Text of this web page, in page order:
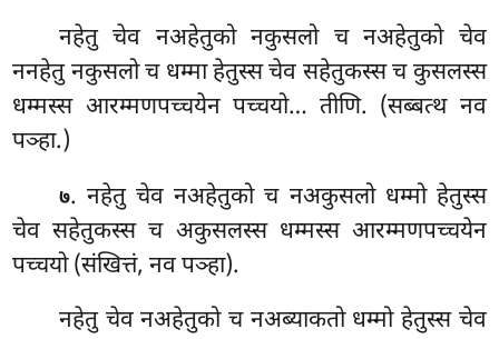
नहेतु चेव नअहेतुको नकुसलो च नअहेतुको चेव
ननहेतु नकुसलो च धम्मा हेतुस्स चेव सहेतुकस्स च कुसलस्स
धम्मस्स आरम्मणपच्चयेन पच्चयो… तीणि. (सब्बत्थ नव
पञ्हा.)
७. नहेतु चेव नअहेतुको च नअकुसलो धम्मो हेतुस्स
चेव सहेतुकस्स च अकुसलस्स धम्मस्स आरम्मणपच्चयेन
पच्चयो (संखित्तं, नव पञ्हा).
नहेतु चेव नअहेतुको च नअब्याकतो धम्मो हेतुस्स चेव